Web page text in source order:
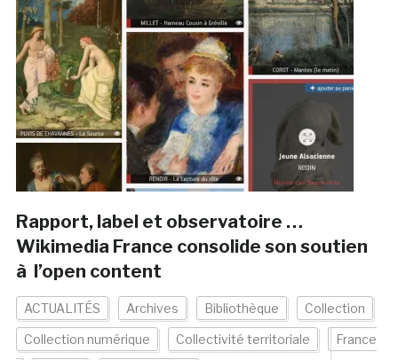
Rapport, label et observatoire …
Wikimedia France consolide son soutien
à l’open content
ACTUALITÉS Archives Bibliothèque Collection
Collection numérique Collectivité territoriale France